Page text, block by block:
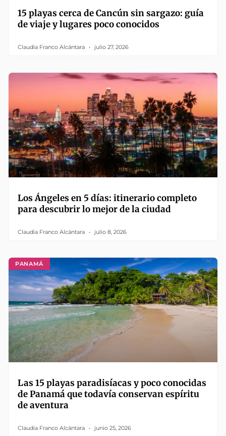
15 playas cerca de Cancún sin sargazo: guía
de viaje y lugares poco conocidos
Claudia Franco Alcántara julio 27, 2026
Los Ángeles en 5 días: itinerario completo
para descubrir lo mejor de la ciudad
Claudia Franco Alcántara julio 8, 2026
PANAMÁ
Las 15 playas paradisíacas y poco conocidas
de Panamá que todavía conservan espíritu
de aventura
Claudia Franco Alcántara junio 25, 2026